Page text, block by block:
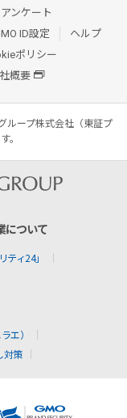
ンケート
ID設定
ヘルプ
ポリシー
概要
ループ株式会社（東証プ
。
について
ィ24」
エ）
対策